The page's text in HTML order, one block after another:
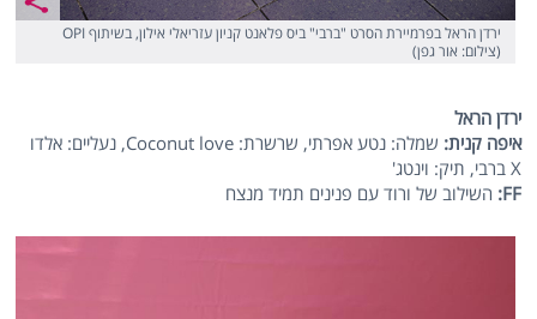
ירדן הראל בפרמיירת הסרט "ברבי" ביס פלאנט קניון עזריאלי אילון, בשיתוף OPI
(צילום: אור גפן)
ירדן הראל
איפה קנית:
שמלה: נטע אפרתי, שרשרת: Coconut love, נעליים: אלדו
X ברבי, תיק: וינטג'
FF
: השילוב של ורוד עם פנינים תמיד מנצח